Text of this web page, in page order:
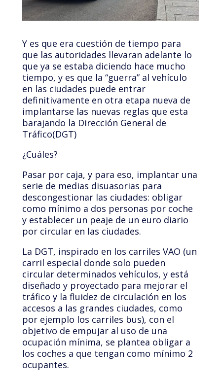
Y es que era cuestión de tiempo para
que las autoridades llevaran adelante lo
que ya se estaba diciendo hace mucho
tiempo, y es que la “guerra” al vehículo
en las ciudades puede entrar
definitivamente en otra etapa nueva de
implantarse las nuevas reglas que esta
barajando la Dirección General de
Tráfico(DGT)
¿Cuáles?
Pasar por caja, y para eso, implantar una
serie de medias disuasorias para
descongestionar las ciudades: obligar
como mínimo a dos personas por coche
y establecer un peaje de un euro diario
por circular en las ciudades.
La DGT, inspirado en los carriles VAO (un
carril especial donde solo pueden
circular determinados vehículos, y está
diseñado y proyectado para mejorar el
tráfico y la fluidez de circulación en los
accesos a las grandes ciudades, como
por ejemplo los carriles bus), con el
objetivo de empujar al uso de una
ocupación mínima, se plantea obligar a
los coches a que tengan como mínimo 2
ocupantes.